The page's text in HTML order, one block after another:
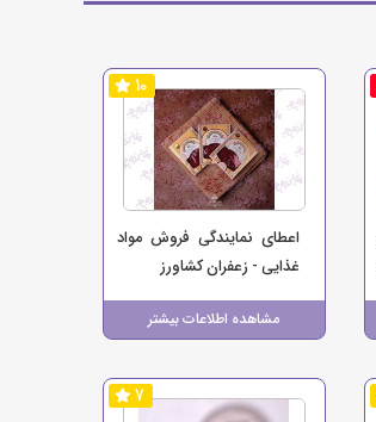
10
اعطای نمایندگی فروش مواد
غذایی - زعفران کشاورز
مشاهده اطلاعات بیشتر
7